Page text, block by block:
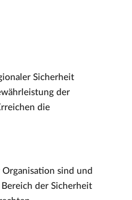
Sicherheit
der
die
sind und
der Sicherheit